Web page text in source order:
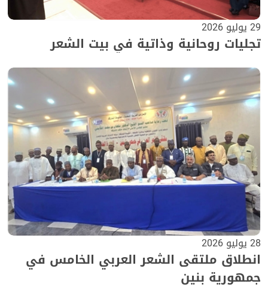
29 يوليو 2026
تجليات روحانية وذاتية في بيت الشعر
28 يوليو 2026
انطلاق ملتقى الشعر العربي الخامس في
جمهورية بنين